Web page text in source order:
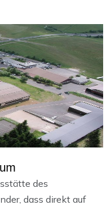
des
dass direkt auf